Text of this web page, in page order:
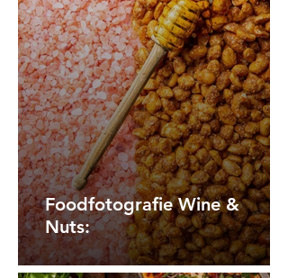
Foodfotografie Wine &
Nuts: